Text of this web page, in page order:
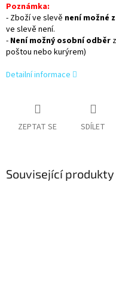
Poznámka:
- Zboží ve slevě není možné
ve slevě není.
- Není možný osobní odběr
poštou nebo kurýrem)
Detailní informace
ZEPTAT SE SDÍLET
Související produkty